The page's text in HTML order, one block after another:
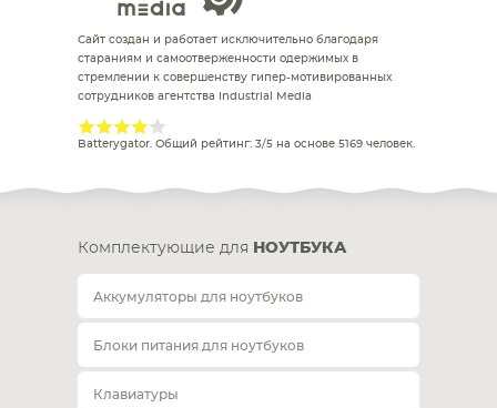
Сайт создан и работает исключительно благодаря
стараниям и самоотверженности одержимых в
стремлении к совершенству гипер-мотивированных
сотрудников агентства Industrial Media
Batterygator. Общий рейтинг: 3/5 на основе 5169 человек.
Комплектующие для НОУТБУКА
Аккумуляторы для ноутбуков
Блоки питания для ноутбуков
Клавиатуры